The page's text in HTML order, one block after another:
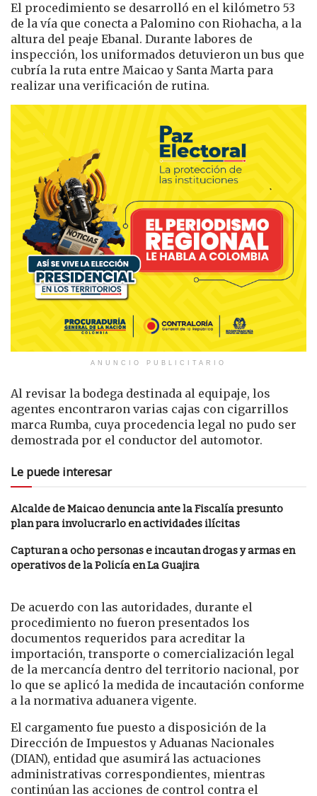
El procedimiento se desarrolló en el kilómetro 53
de la vía que conecta a Palomino con Riohacha, a la
altura del peaje Ebanal. Durante labores de
inspección, los uniformados detuvieron un bus que
cubría la ruta entre Maicao y Santa Marta para
realizar una verificación de rutina.
ANUNCIO PUBLICITARIO
Al revisar la bodega destinada al equipaje, los
agentes encontraron varias cajas con cigarrillos
marca Rumba, cuya procedencia legal no pudo ser
demostrada por el conductor del automotor.
Le puede interesar
Alcalde de Maicao denuncia ante la Fiscalía presunto
plan para involucrarlo en actividades ilícitas
Capturan a ocho personas e incautan drogas y armas en
operativos de la Policía en La Guajira
De acuerdo con las autoridades, durante el
procedimiento no fueron presentados los
documentos requeridos para acreditar la
importación, transporte o comercialización legal
de la mercancía dentro del territorio nacional, por
lo que se aplicó la medida de incautación conforme
a la normativa aduanera vigente.
El cargamento fue puesto a disposición de la
Dirección de Impuestos y Aduanas Nacionales
(DIAN), entidad que asumirá las actuaciones
administrativas correspondientes, mientras
continúan las acciones de control contra el